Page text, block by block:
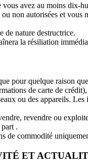
avez au moins
non autorisées et
de nature destructrice.
la résiliation
pour quelque raison
de carte de
ou des appareils.
revendre ou
.
de commodité
ET